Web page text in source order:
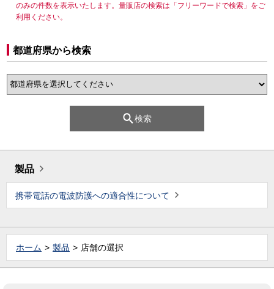
のみの件数を表示いたします。量販店の検索は「フリーワードで検索」をご
利用ください。
都道府県から検索
検索
製品
携帯電話の電波防護への適合性について
ホーム 製品 店舗の選択